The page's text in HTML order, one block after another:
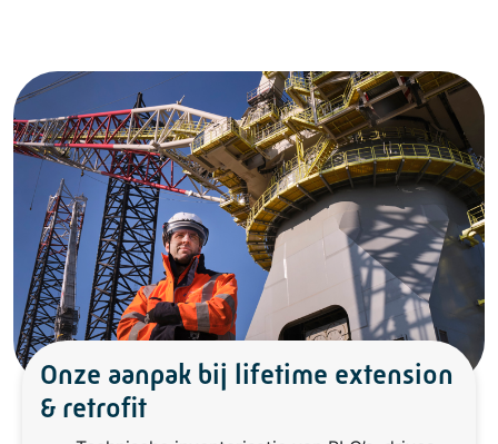
Onze aanpak bij lifetime extension
& retrofit